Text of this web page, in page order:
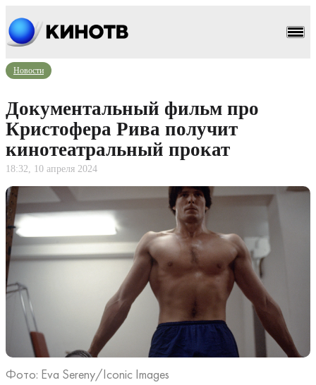
Новости
Документальный фильм про
Кристофера Рива получит
кинотеатральный прокат
18:32, 10 апреля 2024
Фото: Eva Sereny/Iconic Images